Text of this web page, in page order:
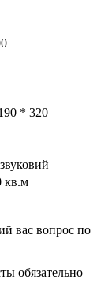
* 320
кв.м
вас вопрос по
обязательно